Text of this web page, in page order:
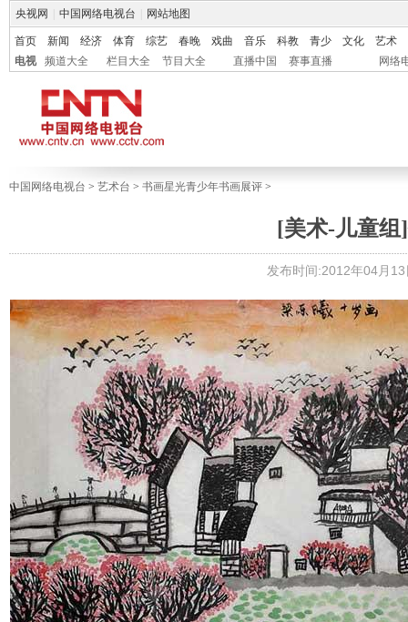
央视网 中国网络电视台 网站地图
首页 新闻 经济 体育 综艺 春晚 戏曲 音乐 科教 青少 文化
艺术
电视
频道大全 栏目大全 节目大全 直播中国 赛事直播 网络
中国网络电视台 > 艺术台 > 书画星光青少年书画展评 >
[美术-儿童组
发布时间:2012年04月